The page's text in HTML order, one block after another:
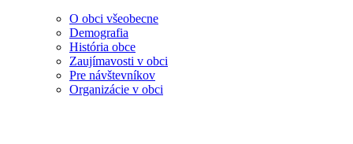
O obci všeobecne
Demografia
História obce
Zaujímavosti v obci
Pre návštevníkov
Organizácie v obci